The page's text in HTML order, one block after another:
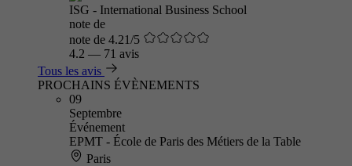
ISG - International Business School
note de
note de 4.21/5
4.2 — 71 avis
Tous les avis
PROCHAINS ÉVÈNEMENTS
09
Septembre
Événement
EPMT - École de Paris des Métiers de la Table
Paris